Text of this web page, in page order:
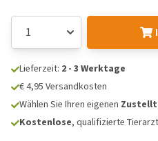
Lieferzeit: 2 - 3 Werktage
€ 4,95 Versandkosten
Wählen Sie Ihren eigenen
Kostenlose, qualifizierte